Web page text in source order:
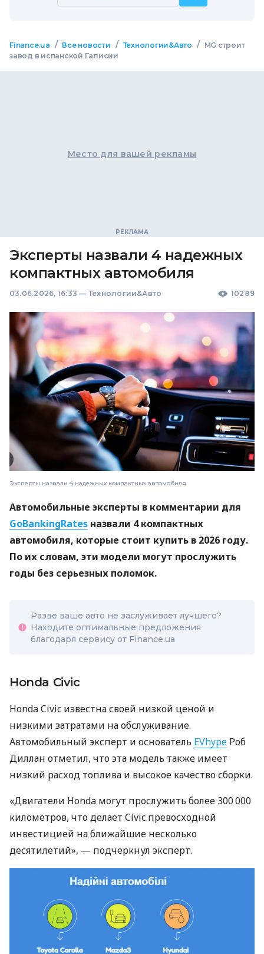
Finance.ua / Все новости / Технологии&Авто /
MG строит
завод в испанской Галисии
Место для вашей рекламы
Эксперты назвали 4 надежных
компактных автомобиля
03.06.2026, 16:33 — Технологии&Авто 10289
Эксперты назвали 4 надежных компактных автомобиля
Автомобильные эксперты в комментарии для
GoBankingRates назвали 4 компактных
автомобиля, которые стоит купить в 2026 году.
По их словам, эти модели могут прослужить
годы без серьезных поломок.
Разве ваше авто не заслуживает лучшего?
Находите оптимальные предложения
благодаря сервису от Finance.ua
Honda Civic
Honda Civic известна своей низкой ценой и
низкими затратами на обслуживание.
Автомобильный эксперт и основатель EVhype Роб
Диллан отметил, что эта модель также имеет
низкий расход топлива и высокое качество сборки.
«Двигатели Honda могут прослужить более 300 000
километров, что делает Civic превосходной
инвестицией на ближайшие несколько
десятилетий», — подчеркнул эксперт.